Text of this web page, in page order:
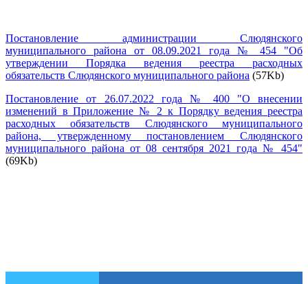
Постановление администрации Слюдянского
муниципального района от 08.09.2021 года № 454 "Об
утверждении Порядка ведения реестра расходных
обязательств Слюдянского муниципального района (57Kb)
Постановление от 26.07.2022 года № 400 "О внесении
изменений в Приложение № 2 к Порядку ведения реестра
расходных обязательств Слюдянского муниципального
района, утвержденному постановлением Слюдянского
муниципального района от 08 сентября 2021 года № 454"
(69Kb)